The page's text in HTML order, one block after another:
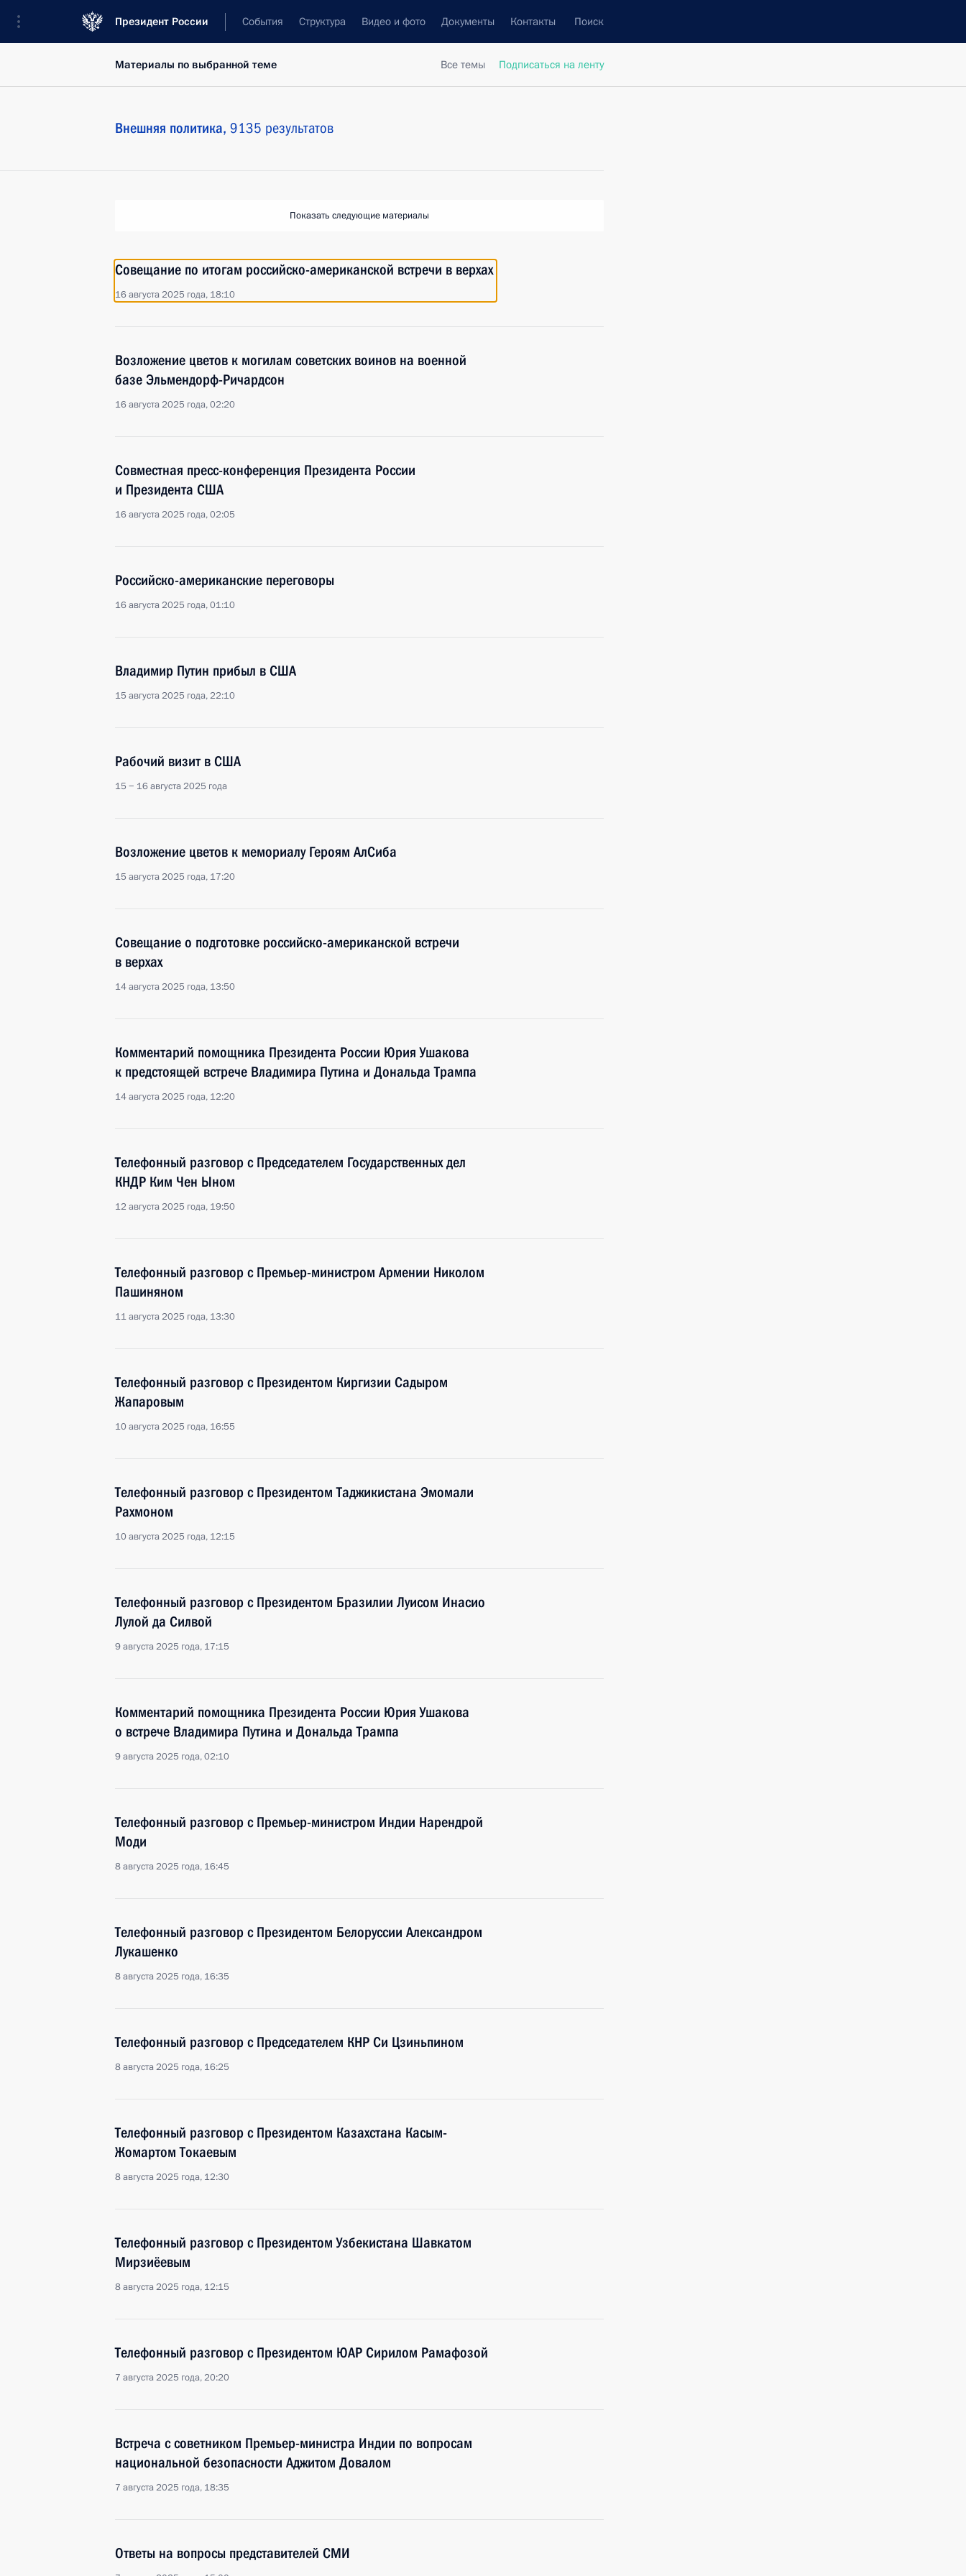
Президент России События Структура Видео и фото Документы Контакты Поиск
Все темы Подписаться на ленту
Материалы по выбранной теме
Внешняя политика, 9135 результатов
Показать следующие материалы
Совещание по итогам российско-американской встречи в верхах
16 августа 2025 года, 18:10
Возложение цветов к могилам советских воинов на военной
базе Эльмендорф-Ричардсон
16 августа 2025 года, 02:20
Совместная пресс-конференция Президента России
и Президента США
16 августа 2025 года, 02:05
Российско-американские переговоры
16 августа 2025 года, 01:10
Владимир Путин прибыл в США
15 августа 2025 года, 22:10
Рабочий визит в США
15 − 16 августа 2025 года
Возложение цветов к мемориалу Героям АлСиба
15 августа 2025 года, 17:20
Совещание о подготовке российско-американской встречи
в верхах
14 августа 2025 года, 13:50
Комментарий помощника Президента России Юрия Ушакова
к предстоящей встрече Владимира Путина и Дональда Трампа
14 августа 2025 года, 12:20
Телефонный разговор с Председателем Государственных дел
КНДР Ким Чен Ыном
12 августа 2025 года, 19:50
Телефонный разговор с Премьер-министром Армении Николом
Пашиняном
11 августа 2025 года, 13:30
Телефонный разговор с Президентом Киргизии Садыром
Жапаровым
10 августа 2025 года, 16:55
Телефонный разговор с Президентом Таджикистана Эмомали
Рахмоном
10 августа 2025 года, 12:15
Телефонный разговор с Президентом Бразилии Луисом Инасио
Лулой да Силвой
9 августа 2025 года, 17:15
Комментарий помощника Президента России Юрия Ушакова
о встрече Владимира Путина и Дональда Трампа
9 августа 2025 года, 02:10
Телефонный разговор с Премьер-министром Индии Нарендрой
Моди
8 августа 2025 года, 16:45
Телефонный разговор с Президентом Белоруссии Александром
Лукашенко
8 августа 2025 года, 16:35
Телефонный разговор с Председателем КНР Си Цзиньпином
8 августа 2025 года, 16:25
Телефонный разговор с Президентом Казахстана Касым-
Жомартом Токаевым
8 августа 2025 года, 12:30
Телефонный разговор с Президентом Узбекистана Шавкатом
Мирзиёевым
8 августа 2025 года, 12:15
Телефонный разговор с Президентом ЮАР Сирилом Рамафозой
7 августа 2025 года, 20:20
Встреча с советником Премьер-министра Индии по вопросам
национальной безопасности Аджитом Довалом
7 августа 2025 года, 18:35
Ответы на вопросы представителей СМИ